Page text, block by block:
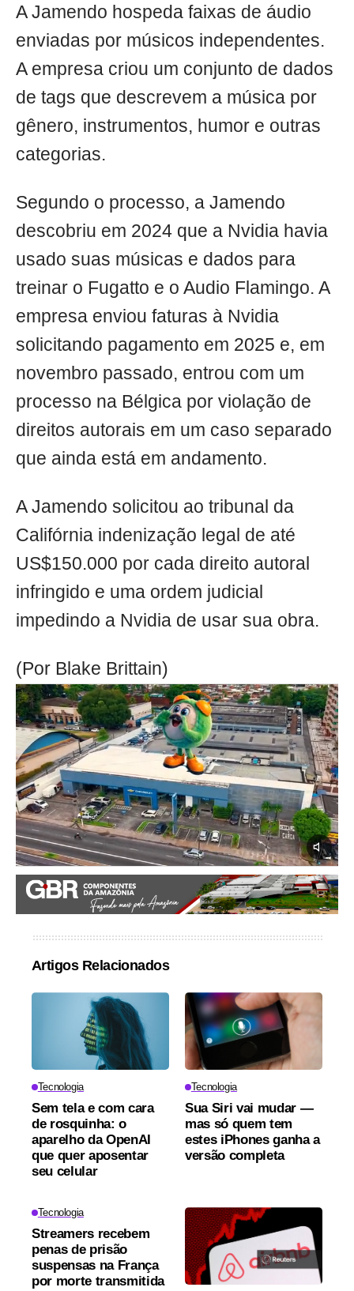
A Jamendo hospeda faixas de áudio
enviadas por músicos independentes.
A empresa criou um conjunto de dados
de tags que descrevem a música por
gênero, instrumentos, humor e outras
categorias.
Segundo o processo, a Jamendo
descobriu em 2024 que a Nvidia havia
usado suas músicas e dados para
treinar o Fugatto e o Audio Flamingo. A
empresa enviou faturas à Nvidia
solicitando pagamento em 2025 e, em
novembro passado, entrou com um
processo na Bélgica por violação de
direitos autorais em um caso separado
que ainda está em andamento.
A Jamendo solicitou ao tribunal da
Califórnia indenização legal de até
US$150.000 por cada direito autoral
infringido e uma ordem judicial
impedindo a Nvidia de usar sua obra.
(Por Blake Brittain)
Artigos Relacionados
Tecnologia
Sem tela e com cara
de rosquinha: o
aparelho da OpenAI
que quer aposentar
seu celular
Tecnologia
Sua Siri vai mudar —
mas só quem tem
estes iPhones ganha a
versão completa
Tecnologia
Streamers recebem
penas de prisão
suspensas na França
por morte transmitida